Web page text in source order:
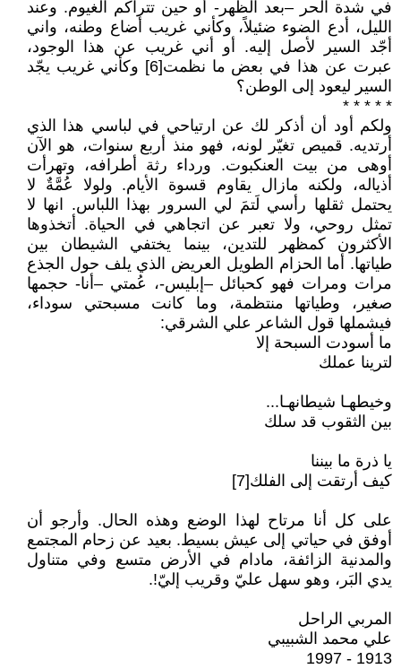
في شدة الحر –بعد الظهر- أو حين تتراكم الغيوم. وعند
الليل، أدع الضوء ضئيلاً، وكأني غريب أضاع وطنه، واني
أجّد السير لأصل إليه. أو أني غريب عن هذا الوجود،
عبرت عن هذا في بعض ما نظمت[6] وكأني غريب يجّد
السير ليعود إلى الوطن؟
* * * * *
ولكم أود أن أذكر لك عن ارتياحي في لباسي هذا الذي
أرتديه. قميص تغيّر لونه، فهو منذ أربع سنوات، هو الآن
أوهى من بيت العنكبوت. ورداء رثة أطرافه، وتهرأت
أذياله، ولكنه مازال يقاوم قسوة الأيام. ولولا عُمَّةٌ لا
يحتمل ثقلها رأسي لَتمَ لي السرور بهذا اللباس. انها لا
تمثل روحي، ولا تعبر عن اتجاهي في الحياة. أتخذوها
الأكثرون كمظهر للتدين، بينما يختفي الشيطان بين
طياتها. أما الحزام الطويل العريض الذي يلف حول الجذع
مرات ومرات فهو كحبائل –إبليس-، عُمتي –أنا- حجمها
صغير، وطياتها منتظمة، وما كانت مسبحتي سوداء،
فيشملها قول الشاعر علي الشرقي:
ما أسودت السبحة إلا
لترينا عملك
وخيطهـا شيطانهـا...
بين الثقوب قد سلك
يا ذرة ما بيننا
كيف أرتقت إلى الفلك[7]
على كل أنا مرتاح لهذا الوضع وهذه الحال. وأرجو أن
أوفق في حياتي إلى عيش بسيط. بعيد عن زحام المجتمع
والمدنية الزائفة، مادام في الأرض متسع وفي متناول
يدي البَر، وهو سهل عليّ وقريب إليّ!.
المربي الراحل
علي محمد الشبيبي
1913 - 1997